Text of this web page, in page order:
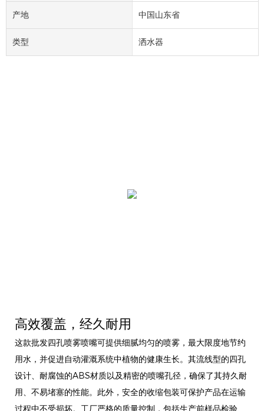
产地 中国山东省
类型 洒水器
高效覆盖，经久耐用
这款批发四孔喷雾喷嘴可提供细腻均匀的喷雾，最大限度地节约
用水，并促进自动灌溉系统中植物的健康生长。其流线型的四孔
设计、耐腐蚀的ABS材质以及精密的喷嘴孔径，确保了其持久耐
用、不易堵塞的性能。此外，安全的收缩包装可保护产品在运输
过程中不受损坏。工厂严格的质量控制，包括生产前样品检验、